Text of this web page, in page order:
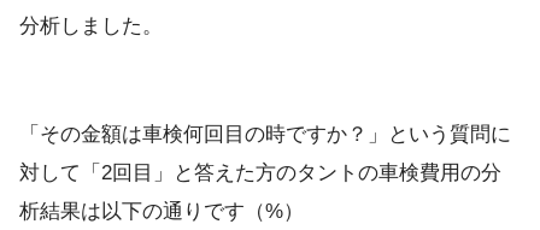
分析しました。
「その金額は車検何回目の時ですか？」という質問に
対して「2回目」と答えた方のタントの車検費用の分
析結果は以下の通りです（%）